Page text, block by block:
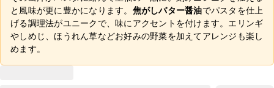
と風味が更に豊かになります。 焦がしバター醤油でパスタを仕上
げる調理法がユニークで、味にアクセントを付けます。エリンギ
やしめじ、ほうれん草などお好みの野菜を加えてアレンジも楽し
めます。